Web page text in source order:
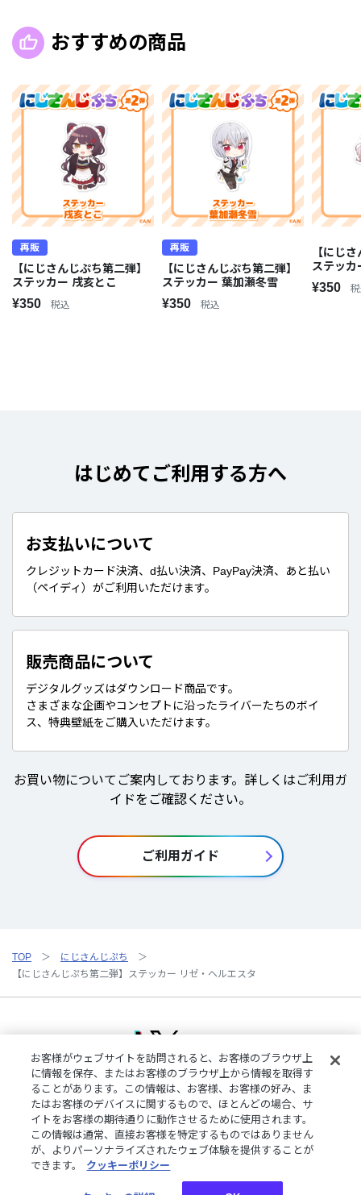
おすすめの商品
再販
【にじさんじぷち第二弾】
ステッカー 戌亥とこ
¥350 税込
再販
【にじさんじぷち第二弾】
ステッカー 葉加瀬冬雪
¥350 税込
【にじ
ステッカ
¥350
はじめてご利用する方へ
お支払いについて
クレジットカード決済、d払い決済、PayPay決済、あと払い
（ペイディ）がご利用いただけます。
販売商品について
デジタルグッズはダウンロード商品です。
さまざまな企画やコンセプトに沿ったライバーたちのボイ
ス、特典壁紙をご購入いただけます。
お買い物についてご案内しております。詳しくはご利用ガ
イドをご確認ください。
ご利用ガイド
TOP
にじさんじぷち
【にじさんじぷち第二弾】ステッカー リゼ・ヘルエスタ
ご利用規約プライバシーポリシー
特定商取引法に基づく表記
ご利用ガイドよくある質問お問い合わせにじさんじ公式サイト
クッキーの詳細
お客様がウェブサイトを訪問されると、お客様のブラウザ上
に情報を保存、またはお客様のブラウザ上から情報を取得す
ることがあります。この情報は、お客様、お客様の好み、ま
たはお客様のデバイスに関するもので、ほとんどの場合、サ
イトをお客様の期待通りに動作させるために使用されます。
この情報は通常、直接お客様を特定するものではありません
が、よりパーソナライズされたウェブ体験を提供することが
できます。
クッキーポリシー